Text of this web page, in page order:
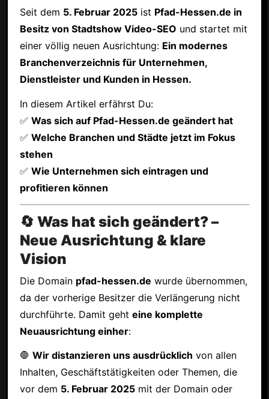
Seit dem 5. Februar 2025ist Pfad-Hessen.de in
Besitz von Stadtshow Video-SEO und startet mit
einer völlig neuen Ausrichtung: Ein modernes
Branchenverzeichnis für Unternehmen,
Dienstleister und Kunden in Hessen.
In diesem Artikel erfährst Du:
✅ Was sich auf Pfad-Hessen.de geändert hat
✅ Welche Branchen und Städte jetzt im Fokus
stehen
✅ Wie Unternehmen sich eintragen und
profitieren können
🔄 Was hat sich geändert? –
Neue Ausrichtung & klare
Vision
Die Domain pfad-hessen.de wurde übernommen,
da der vorherige Besitzer die Verlängerung nicht
durchführte. Damit geht eine komplette
Neuausrichtung einher:
🛑 Wir distanzieren uns ausdrücklich von allen
Inhalten, Geschäftstätigkeiten oder Themen, die
vor dem 5. Februar 2025mit der Domain oder